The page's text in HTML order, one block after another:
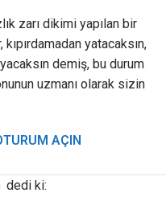
zarı dikimi yapılan bir
yatacaksın,
demiş, bu durum
uzmanı olarak sizin
AÇIN
dedi ki: